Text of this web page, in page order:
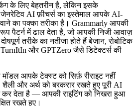
के लिए बेहतरीन है, लेकिन इसके
AI फ़ीचर्स का इस्तेमाल आपके AI-
का पक्का तरीका है। Grammarly आपकी
पैटर्न में ढाल देता है, जो आपकी निजी आवाज़
तरीके का नतीजा होते हैं बेजान, रोबोटिक
और GPTZero जैसे डिटेक्टर्स की
आपके टेक्स्ट को सिर्फ़ रीराइट नहीं
और अर्थ को बरकरार रखते हुए पूरी AI
कर देता है — आपकी राइटिंग को निखरा हुआ
रखते हुए।